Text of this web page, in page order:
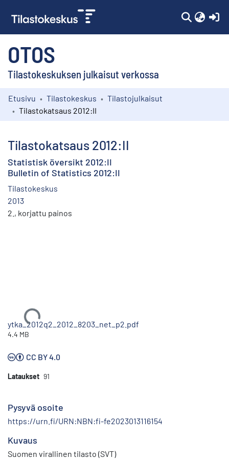
OTOS
Tilastokeskuksen julkaisut verkossa
Kokoelmat
Etusivu Tilastokeskus
Tilastojulkaisut
Tilastokatsaus 2012:II
Tilastokatsaus 2012:II
Statistisk översikt 2012:II
Bulletin of Statistics 2012:II
Tilastokeskus
2013
2., korjattu painos
Ladataan...
ytka_2012q2_2012_8203_net_p2.pdf
4.4 MB
CC BY 4.0
Lataukset 91
Pysyvä osoite
https://urn.fi/URN:NBN:fi-fe2023013116154
Kuvaus
Suomen virallinen tilasto (SVT)